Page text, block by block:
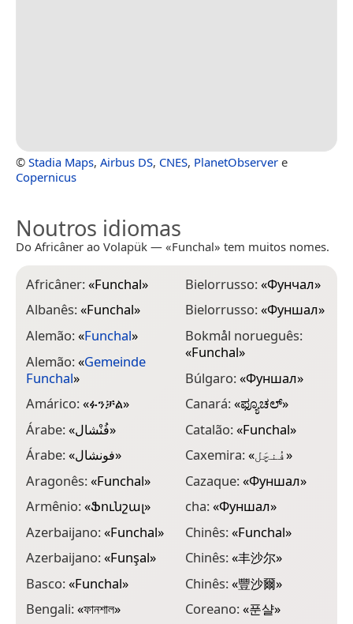
© Stadia Maps, Airbus DS, CNES, PlanetObserver e
Copernicus
Noutros idiomas
Do Africâner ao Volapük — «Funchal» tem muitos nomes.
Africâner:«Funchal»
Albanês:«Funchal»
Alemão:«Funchal»
Alemão:«Gemeinde
Funchal»
Amárico:«ፉንቻል»
Árabe:«فُنْشال»
Árabe:«فونشال»
Aragonês:«Funchal»
Armênio:«Ֆունշալ»
Azerbaijano:«Funchal»
Azerbaijano:«Funşal»
Basco:«Funchal»
Bengali:«ফানশাল»
Bielorrusso:«Фунчал»
Bielorrusso:«Фуншал»
Bokmål norueguês:
«Funchal»
Búlgaro:«Фуншал»
Canará:«ಫ್ಯೂಚಲ್»
Catalão:«Funchal»
Caxemira:«فُنچَل»
Cazaque:«Фуншал»
cha:«Фуншал»
Chinês:«Funchal»
Chinês:«丰沙尔»
Chinês:«豐沙爾»
Coreano:«푼샬»